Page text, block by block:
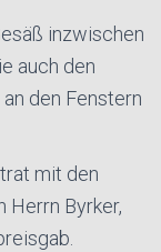
inzwischen
auch den
den Fenstern
mit den
Herrn Byrker,